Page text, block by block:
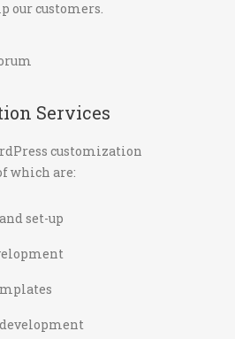
our customers.
Services
customization
which are:
set-up